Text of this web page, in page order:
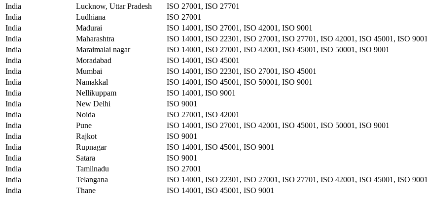
India
Lucknow, Uttar Pradesh
ISO 27001, ISO 27701
India
Ludhiana
ISO 27001
India
Madurai
ISO 14001, ISO 27001, ISO 42001, ISO 9001
India
Maharashtra
ISO 14001, ISO 22301, ISO 27001, ISO 27701, ISO 42001, ISO 45001, ISO 9001
India
Maraimalai nagar
ISO 14001, ISO 27001, ISO 42001, ISO 45001, ISO 50001, ISO 9001
India
Moradabad
ISO 14001, ISO 45001
India
Mumbai
ISO 14001, ISO 22301, ISO 27001, ISO 45001
India
Namakkal
ISO 14001, ISO 45001, ISO 50001, ISO 9001
India
Nellikuppam
ISO 14001, ISO 9001
India
New Delhi
ISO 9001
India
Noida
ISO 27001, ISO 42001
India
Pune
ISO 14001, ISO 27001, ISO 42001, ISO 45001, ISO 50001, ISO 9001
India
Rajkot
ISO 9001
India
Rupnagar
ISO 14001, ISO 45001, ISO 9001
India
Satara
ISO 9001
India
Tamilnadu
ISO 27001
India
Telangana
ISO 14001, ISO 22301, ISO 27001, ISO 27701, ISO 42001, ISO 45001, ISO 9001
India
Thane
ISO 14001, ISO 45001, ISO 9001